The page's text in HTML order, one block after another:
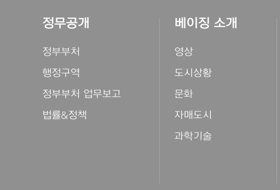
정무공개
정부부처
행정구역
정부부처 업무보고
법률&정책
베이징 소개
영상
도시상황
문화
자매도시
과학기술